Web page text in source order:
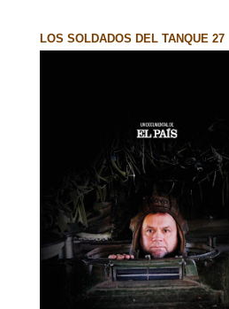
LOS SOLDADOS DEL TANQUE 27